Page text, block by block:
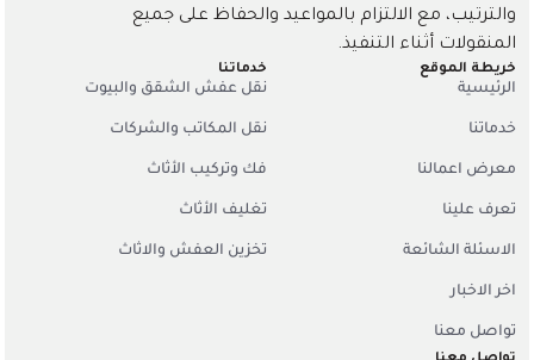
والترتيب، مع الالتزام بالمواعيد والحفاظ على جميع
المنقولات أثناء التنفيذ.
خريطة الموقع
الرئيسية
خدماتنا
معرض اعمالنا
تعرف علينا
الاسئلة الشائعة
اخر الاخبار
تواصل معنا
خدماتنا
نقل عفش الشقق والبيوت
نقل المكاتب والشركات
فك وتركيب الأثاث
تغليف الأثاث
تخزين العفش والاثاث